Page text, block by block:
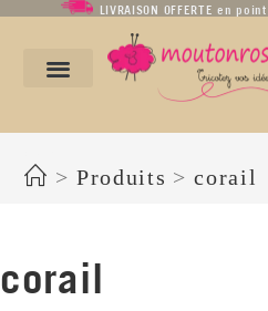
LIVRAISON OFFERTE en
> Produits > corail
corail